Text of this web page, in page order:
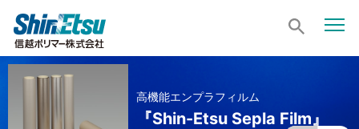
高機能エンプラフィルム
『Shin-Etsu Sepla Film』